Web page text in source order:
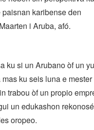
karibense den
i Aruba, afó.
ku si un Arubano òf un
ku seis luna e
trabou òf un propio
un edukashon
oropeo.